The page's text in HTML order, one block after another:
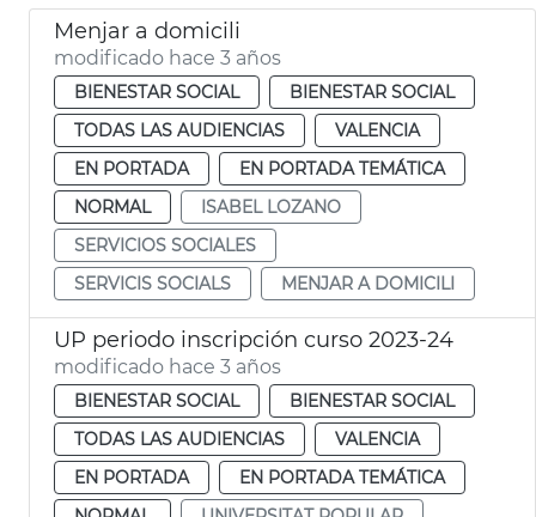
Menjar a domicili
modificado hace 3 años
BIENESTAR SOCIAL
BIENESTAR SOCIAL
TODAS LAS AUDIENCIAS
VALENCIA
EN PORTADA
EN PORTADA TEMÁTICA
NORMAL
ISABEL LOZANO
SERVICIOS SOCIALES
SERVICIS SOCIALS
MENJAR A DOMICILI
UP periodo inscripción curso 2023-24
modificado hace 3 años
BIENESTAR SOCIAL
BIENESTAR SOCIAL
TODAS LAS AUDIENCIAS
VALENCIA
EN PORTADA
EN PORTADA TEMÁTICA